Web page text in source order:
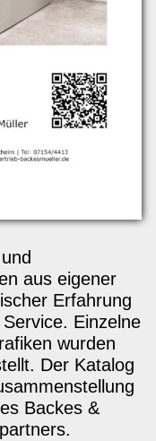
aus eigener
Erfahrung
Einzelne
wurden
Der Katalog
Backes &